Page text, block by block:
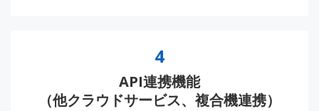
4
API連携機能
（他クラウドサービス、複合機連携）